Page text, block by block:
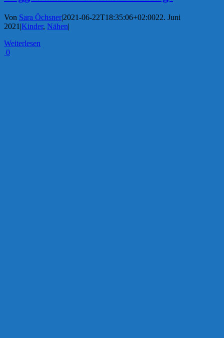
Von Sara Öchsner|2021-06-22T18:35:06+02:0022. Juni
2021 |Kinder, Nähen|
Weiterlesen
0